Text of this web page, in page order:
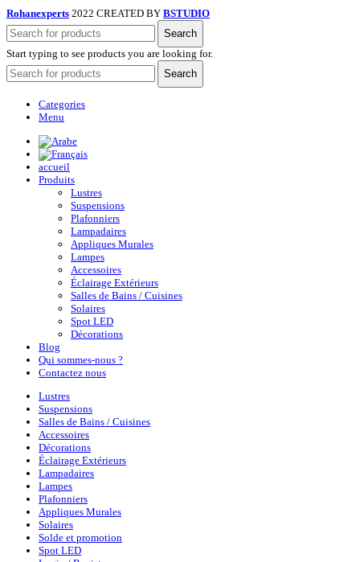
Rohanexperts 2022 CREATED BY BSTUDIO
Search
Start typing to see products you are looking for.
Search
Categories
Menu
accueil
Produits
Lustres
Suspensions
Plafonniers
Lampadaires
Appliques Murales
Lampes
Accessoires
Éclairage Extérieurs
Salles de Bains / Cuisines
Solaires
Spot LED
Décorations
Blog
Qui sommes-nous ?
Contactez nous
Lustres
Suspensions
Salles de Bains / Cuisines
Accessoires
Décorations
Éclairage Extérieurs
Lampadaires
Lampes
Plafonniers
Appliques Murales
Solaires
Solde et promotion
Spot LED